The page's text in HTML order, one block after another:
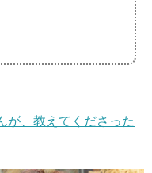
が、教えてくださった